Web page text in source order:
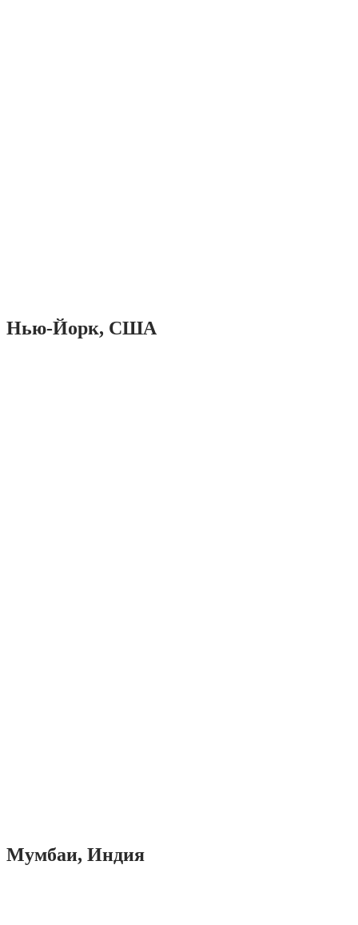
Нью-Йорк, США
Мумбаи, Индия